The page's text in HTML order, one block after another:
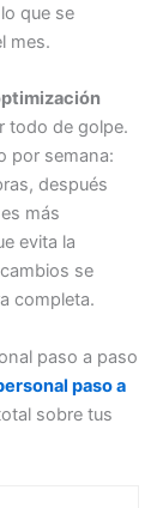
que se
mes.
todo de golpe.
por semana:
después
más
evita la
se
completa.
paso a paso
paso a
sobre tus